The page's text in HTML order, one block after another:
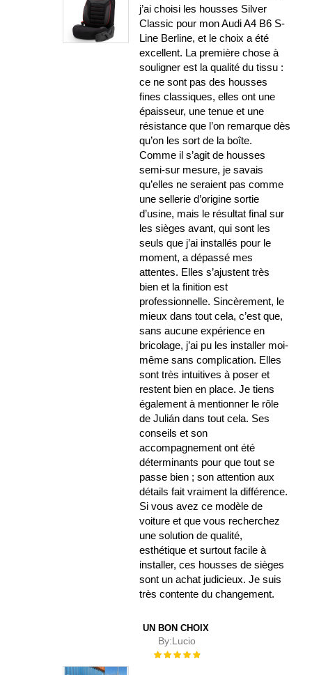
j’ai choisi les housses Silver
Classic pour mon Audi A4 B6 S-
Line Berline, et le choix a été
excellent. La première chose à
souligner est la qualité du tissu :
ce ne sont pas des housses
fines classiques, elles ont une
épaisseur, une tenue et une
résistance que l’on remarque dès
qu’on les sort de la boîte.
Comme il s’agit de housses
semi-sur mesure, je savais
qu’elles ne seraient pas comme
une sellerie d’origine sortie
d’usine, mais le résultat final sur
les sièges avant, qui sont les
seuls que j’ai installés pour le
moment, a dépassé mes
attentes. Elles s’ajustent très
bien et la finition est
professionnelle. Sincèrement, le
mieux dans tout cela, c’est que,
sans aucune expérience en
bricolage, j’ai pu les installer moi-
même sans complication. Elles
sont très intuitives à poser et
restent bien en place. Je tiens
également à mentionner le rôle
de Julián dans tout cela. Ses
conseils et son
accompagnement ont été
déterminants pour que tout se
passe bien ; son attention aux
détails fait vraiment la différence.
Si vous avez ce modèle de
voiture et que vous recherchez
une solution de qualité,
esthétique et surtout facile à
installer, ces housses de sièges
sont un achat judicieux. Je suis
très contente du changement.
UN BON CHOIX
By:Lucio
Évaluation :